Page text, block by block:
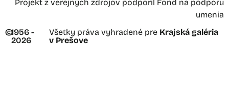
Projekt z verejných zdrojov podporil Fond na podporu
umenia
©1956 -
2026
Všetky práva vyhradené pre Krajská galéria
v Prešove